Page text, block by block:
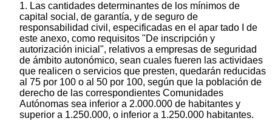
1. Las cantidades determinantes de los mínimos de
capital social, de garantía, y de seguro de
responsabilidad civil, especificadas en el apar tado I de
este anexo, como requisitos "De inscripción y
autorización inicial", relativos a empresas de seguridad
de ámbito autonómico, sean cuales fueren las actividaes
que realicen o servicios que presten, quedarán reducidas
al 75 por 100 o al 50 por 100, según que la población de
derecho de las correspondientes Comunidades
Autónomas sea inferior a 2.000.000 de habitantes y
superior a 1.250.000, o inferior a 1.250.000 habitantes.